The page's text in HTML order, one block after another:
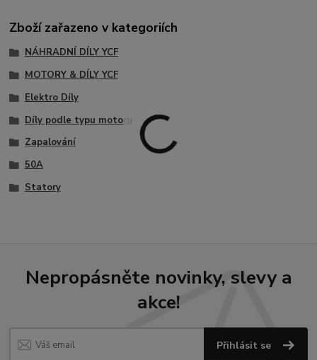
Zboží zařazeno v kategoriích
NÁHRADNÍ DÍLY YCF
MOTORY & DÍLY YCF
Elektro Díly
Díly podle typu motoru
Zapalování
50A
Statory
Nepropásněte novinky, slevy a
akce!
Přihlásit se